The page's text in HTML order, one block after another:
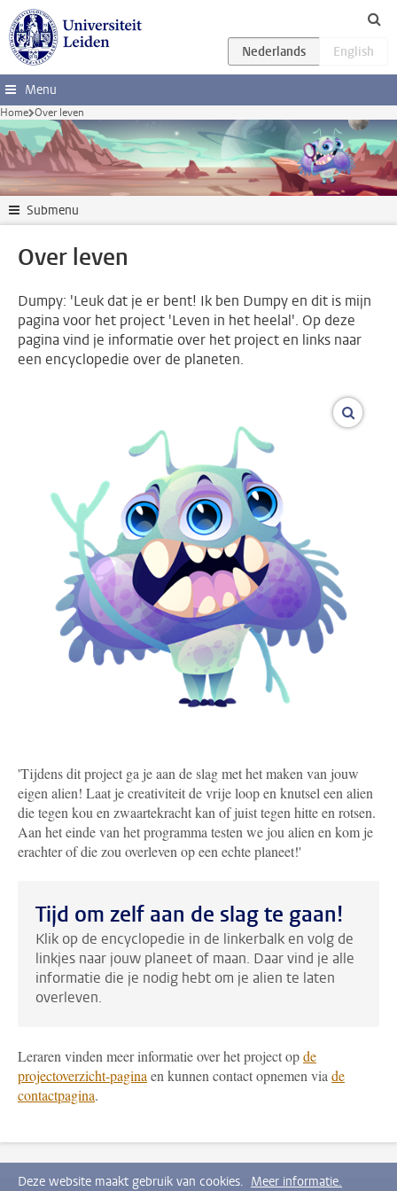
Ga direct naar de inhoud
Menu
Home Over leven
Submenu
Over leven
Dumpy: 'Leuk dat je er bent! Ik ben Dumpy en dit is mijn
pagina voor het project 'Leven in het heelal'. Op deze
pagina vind je informatie over het project en links naar
een encyclopedie over de planeten.
'Tijdens dit project ga je aan de slag met het maken van jouw
eigen alien! Laat je creativiteit de vrije loop en knutsel een alien
die tegen kou en zwaartekracht kan of juist tegen hitte en rotsen.
Aan het einde van het programma testen we jou alien en kom je
erachter of die zou overleven op een echte planeet!'
Tijd om zelf aan de slag te gaan!
Klik op de encyclopedie in de linkerbalk en volg de
linkjes naar jouw planeet of maan. Daar vind je alle
informatie die je nodig hebt om je alien te laten
overleven.
Leraren vinden meer informatie over het project opde
projectoverzicht-paginaen kunnen contact opnemen viade
contactpagina.
Deze website maakt gebruik van cookies. Meer informatie.